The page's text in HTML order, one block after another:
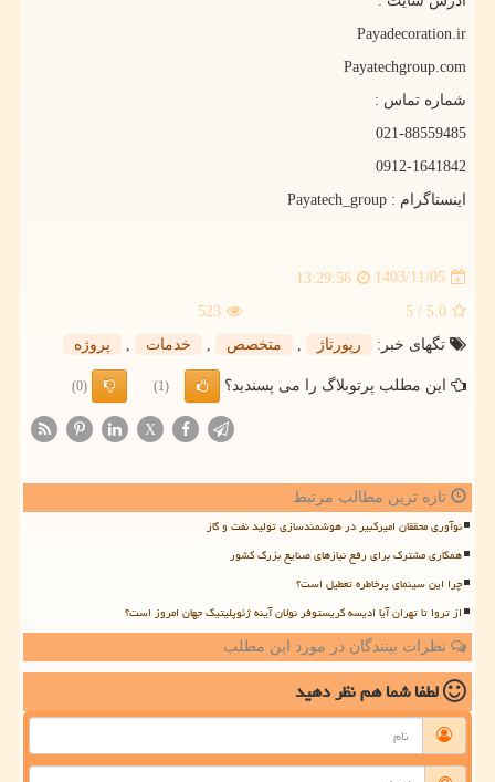
Payadecoration.ir
Payatechgroup.com
شماره تماس :
021-88559485
0912-1641842
اینستاگرام : Payatech_group
1403/11/05
13:29:56
5.0
/ 5
523
تگهای خبر:
رپورتاژ , متخصص , خدمات , پروژه
این مطلب پرتوبلاگ را می پسندید؟ (1)
(0)
X
تازه ترین مطالب مرتبط
نوآوری محققان امیرکبیر در هوشمندسازی تولید نفت و گاز
همکاری مشترک برای رفع نیازهای صنایع بزرگ کشور
چرا این سینمای پرخاطره تعطیل است؟
از تروا تا تهران آیا ادیسه کریستوفر نولان آینه ژئوپلیتیک جهان امروز است؟
نظرات بینندگان در مورد این مطلب
لطفا شما همنظر دهید